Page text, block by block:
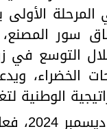
سور المصنع،
التوسع في
الخضراء،
الوطنية